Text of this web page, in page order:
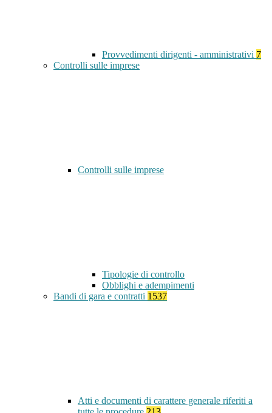
Provvedimenti dirigenti - amministrativi 7
Controlli sulle imprese
Controlli sulle imprese
Tipologie di controllo
Obblighi e adempimenti
Bandi di gara e contratti 1537
Atti e documenti di carattere generale riferiti a